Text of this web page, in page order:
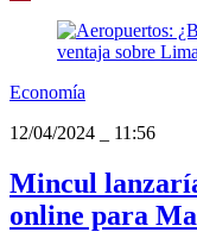
Economía
12/04/2024
11:56
Mincul
online para